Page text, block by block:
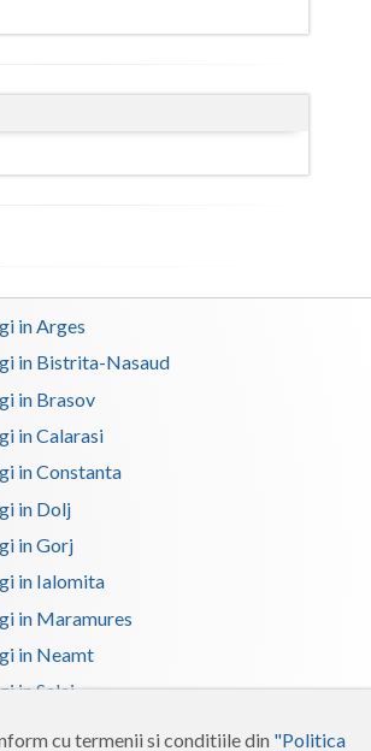
cu termenii si conditiile din "Politica
Sibiu
Suceava
Teleorman
Timis
Valcea
Vaslui
in Arges
in Bistrita-Nasaud
in Brasov
in Calarasi
in Constanta
in Dolj
in Gorj
in Ialomita
in Maramures
in Neamt
in Salaj